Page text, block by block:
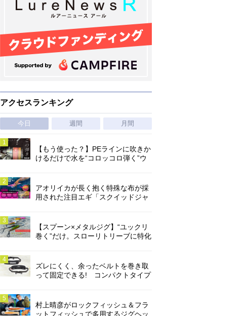
アクセスランキング
今日 週間 月間
【もう使った？】PEラインに吹きか
けるだけで水を“コロッコロ弾く”ウ
アオリイカが長く抱く特殊な布が採
用された注目エギ「スクイッドジャ
【スプーン×メタルジグ】“ユックリ
巻く”だけ。スローリトリーブに特化
ズレにくく、余ったベルトを巻き取
って固定できる! コンパクトタイプ
村上晴彦がロックフィッシュ＆フラ
ットフィッシュで多用するジグヘッ